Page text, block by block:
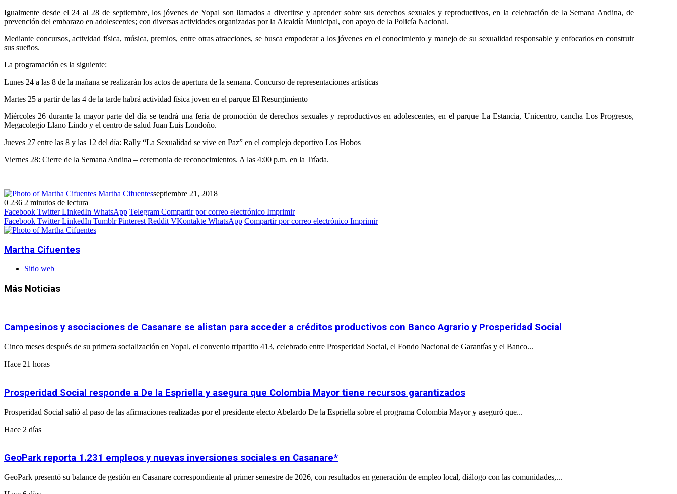
Igualmente desde el 24 al 28 de septiembre, los jóvenes de Yopal son llamados a divertirse y aprender sobre sus derechos sexuales y reproductivos, en la celebración de la Semana Andina, de
prevención del embarazo en adolescentes; con diversas actividades organizadas por la Alcaldía Municipal, con apoyo de la Policía Nacional.
Mediante concursos, actividad física, música, premios, entre otras atracciones, se busca empoderar a los jóvenes en el conocimiento y manejo de su sexualidad responsable y enfocarlos en construir
sus sueños.
La programación es la siguiente:
Lunes 24 a las 8 de la mañana se realizarán los actos de apertura de la semana. Concurso de representaciones artísticas
Martes 25 a partir de las 4 de la tarde habrá actividad física joven en el parque El Resurgimiento
Miércoles 26 durante la mayor parte del día se tendrá una feria de promoción de derechos sexuales y reproductivos en adolescentes, en el parque La Estancia, Unicentro, cancha Los Progresos,
Megacolegio Llano Lindo y el centro de salud Juan Luis Londoño.
Jueves 27 entre las 8 y las 12 del día: Rally “La Sexualidad se vive en Paz” en el complejo deportivo Los Hobos
Viernes 28: Cierre de la Semana Andina – ceremonia de reconocimientos. A las 4:00 p.m. en la Tríada.
Martha Cifuentesseptiembre 21, 2018
0 236 2 minutos de lectura
Facebook Twitter LinkedIn WhatsApp Telegram Compartir por correo electrónico Imprimir
Facebook Twitter LinkedIn Tumblr Pinterest Reddit VKontakte WhatsApp Compartir por correo electrónico Imprimir
Martha Cifuentes
Sitio web
Más Noticias
Campesinos y asociaciones de Casanare se alistan para acceder a créditos productivos con Banco Agrario y Prosperidad Social
Cinco meses después de su primera socialización en Yopal, el convenio tripartito 413, celebrado entre Prosperidad Social, el Fondo Nacional de Garantías y el Banco...
Hace 21 horas
Prosperidad Social responde a De la Espriella y asegura que Colombia Mayor tiene recursos garantizados
Prosperidad Social salió al paso de las afirmaciones realizadas por el presidente electo Abelardo De la Espriella sobre el programa Colombia Mayor y aseguró que...
Hace 2 días
GeoPark reporta 1.231 empleos y nuevas inversiones sociales en Casanare*
GeoPark presentó su balance de gestión en Casanare correspondiente al primer semestre de 2026, con resultados en generación de empleo local, diálogo con las comunidades,...